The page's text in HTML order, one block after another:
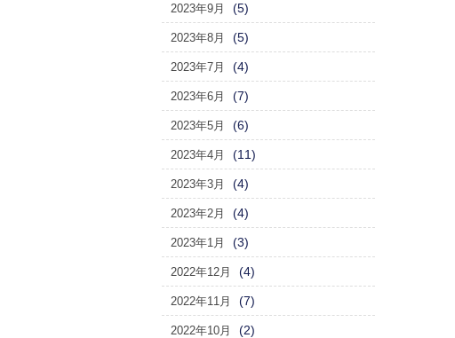
2023年9月 (5)
2023年8月 (5)
2023年7月 (4)
2023年6月 (7)
2023年5月 (6)
2023年4月 (11)
2023年3月 (4)
2023年2月 (4)
2023年1月 (3)
2022年12月 (4)
2022年11月 (7)
2022年10月 (2)